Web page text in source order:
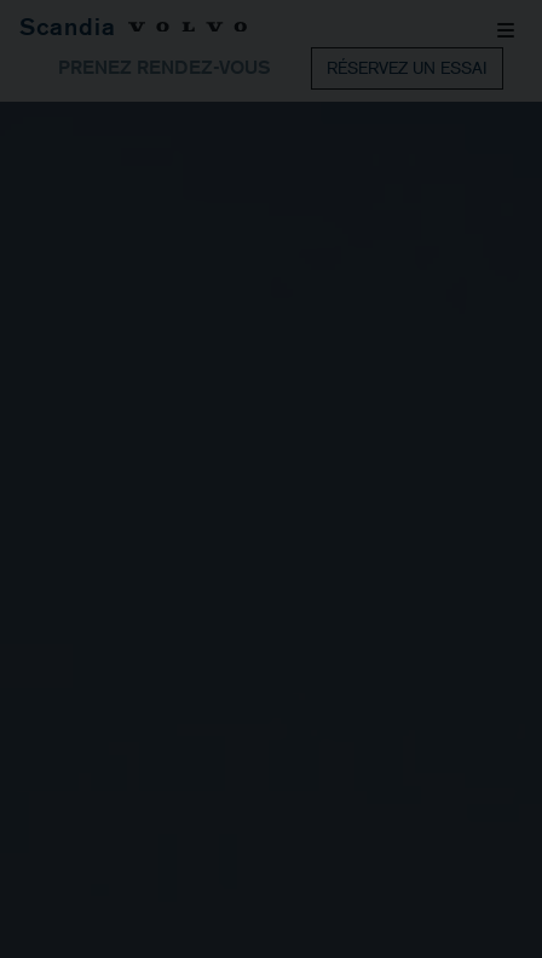
Scandia
PRENEZ RENDEZ-VOUS RÉSERVEZ UN ESSAI